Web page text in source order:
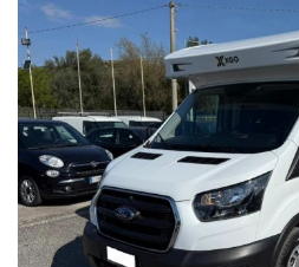
GARANZIA 12 MESI CON
L'AUTOVETTURA DAL VOSTRO
TAGLIANDO DI PRECONSEGNA
IL PREZZO E DA INTENDERSI SENZA
PERMUTA C'è UNA
CASO DI AGEVOLAZIONE LEGGE 104
POSSIBILITà FINANZIAMENTO
PASSAGGIO DI PROPRIETà ESCLUSO